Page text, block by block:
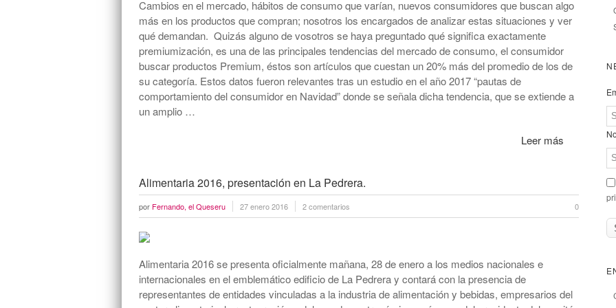
Cambios en el mercado, hábitos de consumo que varían, nuevos consumidores que buscan algo
más en los productos que compran; nosotros los encargados de analizar estas situaciones y ver
qué demandan. Quizás alguno de vosotros se haya preguntado qué significa exactamente
premiumización, es una de las principales tendencias del mercado de consumo, el consumidor
buscar productos Premium, éstos son artículos que cuestan un 20% más del promedio de los de
su categoría. Estos datos fueron relevantes tras un estudio en el año 2017 “pautas de
comportamiento del consumidor en Navidad” donde se señala dicha tendencia, que se extiende a
un amplio …
Leer más
Alimentaria 2016, presentación en La Pedrera.
por Fernando, el Queseru 27 enero 2016 2 comentarios 0
Alimentaria 2016 se presenta oficialmente mañana, 28 de enero a los medios nacionales e
internacionales en el emblemático edificio de La Pedrera y contará con la presencia de
representantes de entidades vinculadas a la industria de alimentación y bebidas, empresarios del